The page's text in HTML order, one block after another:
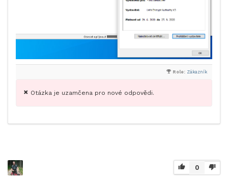
Role: Zákazník
Otázka je uzamčena pro nové odpovědi.
0